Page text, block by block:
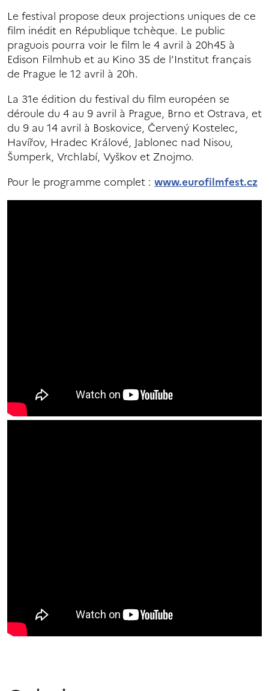
Le festival propose deux projections uniques de ce
film inédit en République tchèque. Le public
praguois pourra voir le film le 4 avril à 20h45 à
Edison Filmhub et au Kino 35 de l’Institut français
de Prague le 12 avril à 20h.
La 31e édition du festival du film européen se
déroule du 4 au 9 avril à Prague, Brno et Ostrava, et
du 9 au 14 avril à Boskovice, Červený Kostelec,
Havířov, Hradec Králové, Jablonec nad Nisou,
Šumperk, Vrchlabí, Vyškov et Znojmo.
Pour le programme complet : www.eurofilmfest.cz